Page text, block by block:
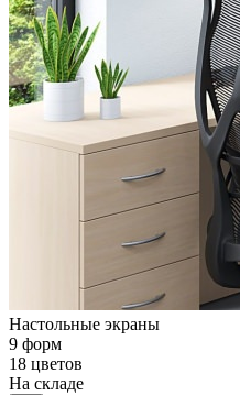
Настольные экраны
9 форм
18 цветов
На складе